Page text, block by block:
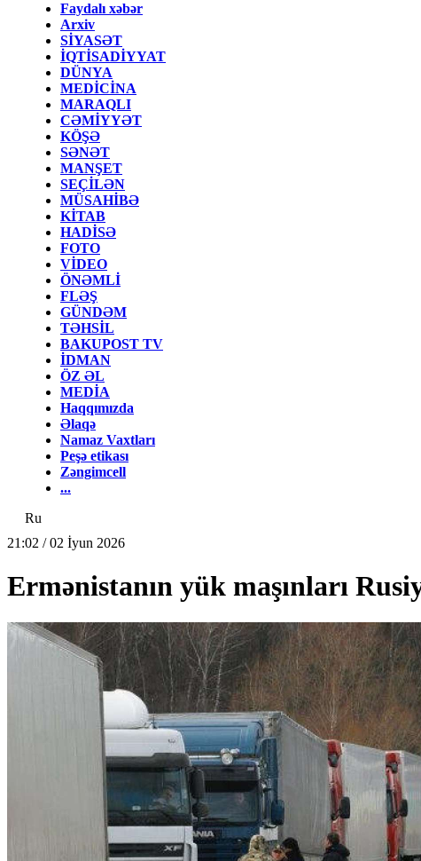
Faydalı xəbər
Arxiv
SİYASƏT
İQTİSADİYYAT
DÜNYA
MEDİCİNA
MARAQLI
CƏMİYYƏT
KÖŞƏ
SƏNƏT
MANŞET
SEÇİLƏN
MÜSAHİBƏ
KİTAB
HADİSƏ
FOTO
VİDEO
ÖNƏMLİ
FLƏŞ
GÜNDƏM
TƏHSİL
BAKUPOST TV
İDMAN
ÖZ ƏL
MEDİA
Haqqımızda
Əlaqə
Namaz Vaxtları
Peşə etikası
Zəngimcell
...
Ru
21:02 / 02 İyun 2026
Ermənistanın yük maşınları